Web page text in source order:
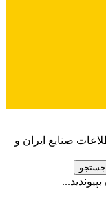
صنایع ایران و